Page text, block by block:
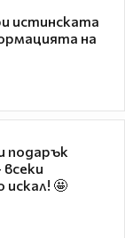
истинската
на
подарък
🤩